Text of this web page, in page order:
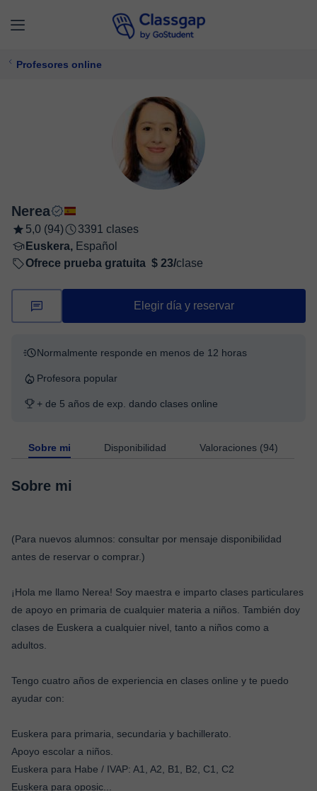
Profesores online
Nerea
5,0 (94)
3391 clases
Euskera, Español
Ofrece prueba gratuita $ 23/clase
Elegir día y reservar
Normalmente responde en menos de 12 horas
Profesora popular
+ de 5 años de exp. dando clases online
Sobre mi Disponibilidad Valoraciones (94)
Sobre mi
(Para nuevos alumnos: consultar por mensaje disponibilidad
antes de reservar o comprar.)
¡Hola me llamo Nerea! Soy maestra e imparto clases particulares
de apoyo en primaria de cualquier materia a niños. También doy
clases de Euskera a cualquier nivel, tanto a niños como a
adultos.
Tengo cuatro años de experiencia en clases online y te puedo
ayudar con:
Euskera para primaria, secundaria y bachillerato.
Apoyo escolar a niños.
Euskera para Habe / IVAP: A1, A2, B1, B2, C1, C2
Euskera para oposic